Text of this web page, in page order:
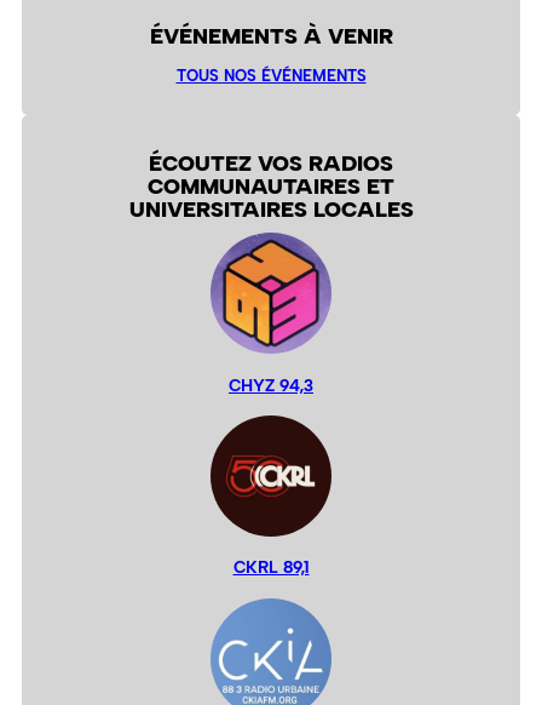
ÉVÉNEMENTS À VENIR
TOUS NOS ÉVÉNEMENTS
ÉCOUTEZ VOS RADIOS
COMMUNAUTAIRES ET
UNIVERSITAIRES LOCALES
CHYZ 94,3
CKRL 89,1